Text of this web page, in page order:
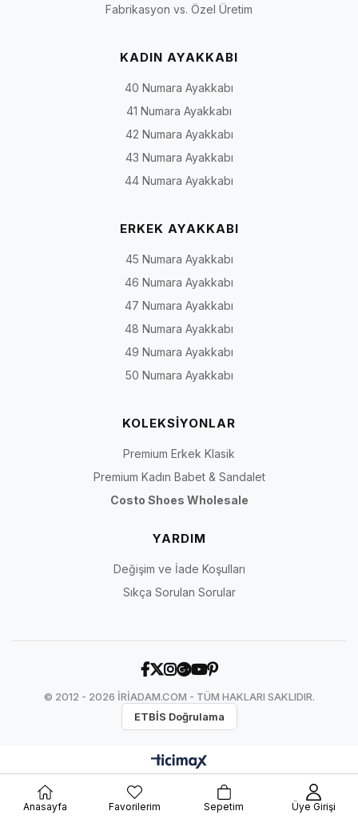
Fabrikasyon vs. Özel Üretim
KADIN AYAKKABI
40 Numara Ayakkabı
41 Numara Ayakkabı
42 Numara Ayakkabı
43 Numara Ayakkabı
44 Numara Ayakkabı
ERKEK AYAKKABI
45 Numara Ayakkabı
46 Numara Ayakkabı
47 Numara Ayakkabı
48 Numara Ayakkabı
49 Numara Ayakkabı
50 Numara Ayakkabı
KOLEKSİYONLAR
Premium Erkek Klasik
Premium Kadın Babet & Sandalet
Costo Shoes Wholesale
YARDIM
Değişim ve İade Koşulları
Sıkça Sorulan Sorular
© 2012 - 2026 İRİADAM.COM - TÜM HAKLARI SAKLIDIR.
ETBİS Doğrulama
Anasayfa Favorilerim Sepetim Üye Girişi